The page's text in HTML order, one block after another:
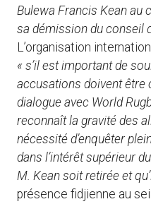
Bulewa Francis Kean au
sa démission du conseil
L’organisation
« s’il est important de
accusations doivent être
dialogue avec World
reconnaît la gravité des
nécessité d’enquêter
dans l’intérêt supérieur
M. Kean soit retirée et
présence fidjienne au